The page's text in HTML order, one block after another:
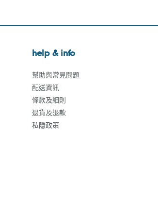
help & info
幫助與常見問題
配送資訊
條款及細則
退貨及退款
私隱政策